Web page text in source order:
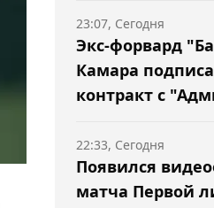
Экс-форвард
Камара
контракт с
23:07, Сегодня
Появился
матча Первой
22:33, Сегодня